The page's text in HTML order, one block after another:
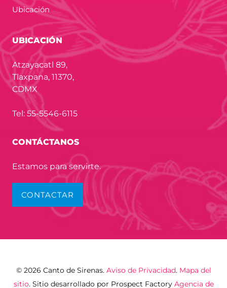
Ubicación
UBICACIÓN
Atzayacatl 89,
Tlaxpana, 11370,
CDMX
Tel: 55-5546-6115
CONTÁCTANOS
Estamos para servirte.
CONTACTAR
© 2026 Canto de Sirenas. Aviso de Privacidad. Mapa del
sitio. Sitio desarrollado por Prospect Factory Agencia de